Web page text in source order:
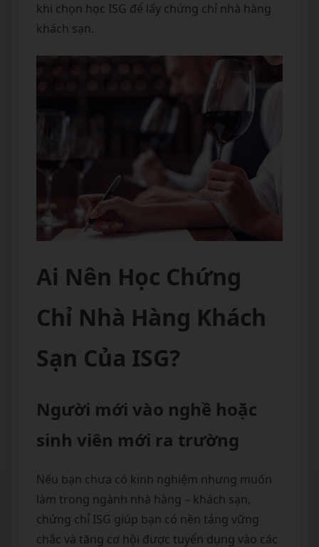
khi chọn học ISG để lấy chứng chỉ nhà hàng
khách sạn.
Ai Nên Học Chứng
Chỉ Nhà Hàng Khách
Sạn Của ISG?
Người mới vào nghề hoặc
sinh viên mới ra trường
Nếu bạn chưa có kinh nghiệm nhưng muốn
làm trong ngành nhà hàng – khách sạn,
chứng chỉ ISG giúp bạn có nền tảng vững
chắc và tăng cơ hội được tuyển dụng vào các